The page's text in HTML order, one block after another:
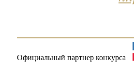
Официальный партнер конкурса